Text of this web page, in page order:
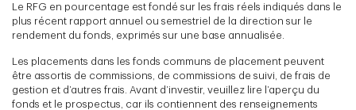
Le RFG en pourcentage est fondé sur les frais réels indiqués dans le
plus récent rapport annuel ou semestriel de la direction sur le
rendement du fonds, exprimés sur une base annualisée.
Les placements dans les fonds communs de placement peuvent
être assortis de commissions, de commissions de suivi, de frais de
gestion et d’autres frais. Avant d’investir, veuillez lire l’aperçu du
fonds et le prospectus, car ils contiennent des renseignements